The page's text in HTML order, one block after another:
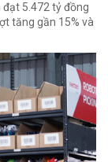
5.472 tỷ đồng
tăng gần 15% và